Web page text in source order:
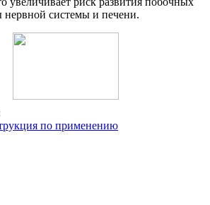
нервной системы и печени.
по применению